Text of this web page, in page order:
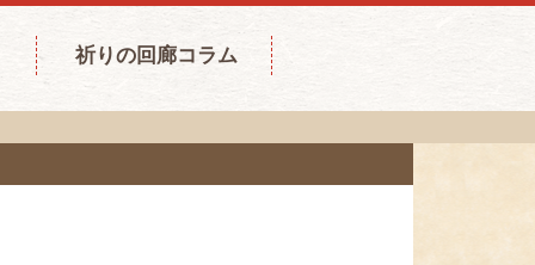
祈りの回廊コラム